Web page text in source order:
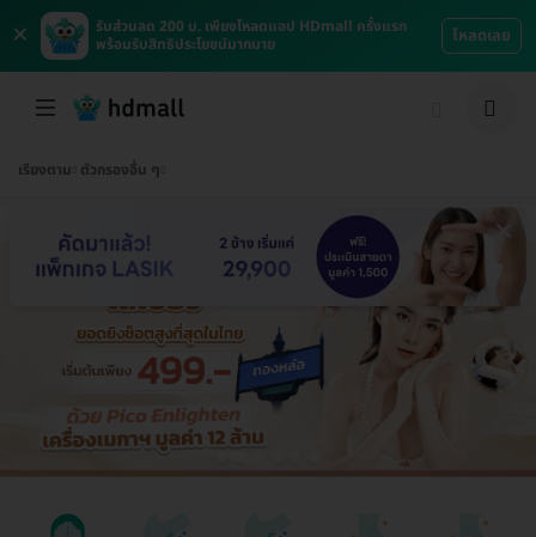
×
รับส่วนลด 200 บ. เพียงโหลดแอป HDmall ครั้งแรก
พร้อมรับสิทธิประโยชน์มากมาย
โหลดเลย
เรียงตาม ตัวกรองอื่น ๆ